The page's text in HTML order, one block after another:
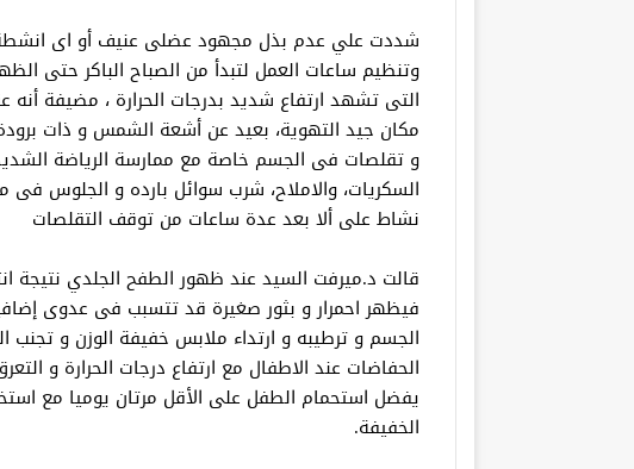
شددت علي عدم بذل مجهود عضلى عنيف أو اى انشطة
وتنظيم ساعات العمل لتبدأ من الصباح الباكر حتى
التى تشهد ارتفاع شديد بدرجات الحرارة ، مضيفة أنه
مكان جيد التهوية، بعيد عن أشعة الشمس و ذات
و تقلصات فى الجسم خاصة مع ممارسة الرياضة
السكريات، والاملاح، شرب سوائل بارده و الجلوس
نشاط على ألا بعد عدة ساعات من توقف التقلصات
قالت د.ميرفت السيد عند ظهور الطفح الجلدي نتيجة
فيظهر احمرار و بثور صغيرة قد تتسبب فى عدوى
الجسم و ترطيبه و ارتداء ملابس خفيفة الوزن و تجنب
الحفاضات عند الاطفال مع ارتفاع درجات الحرارة و
يفضل استحمام الطفل على الأقل مرتان يوميا مع
الخفيفة.